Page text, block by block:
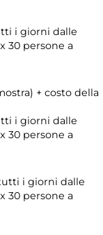
i giorni dalle
30 persone a
+ costo della
i giorni dalle
30 persone a
i giorni dalle
30 persone a